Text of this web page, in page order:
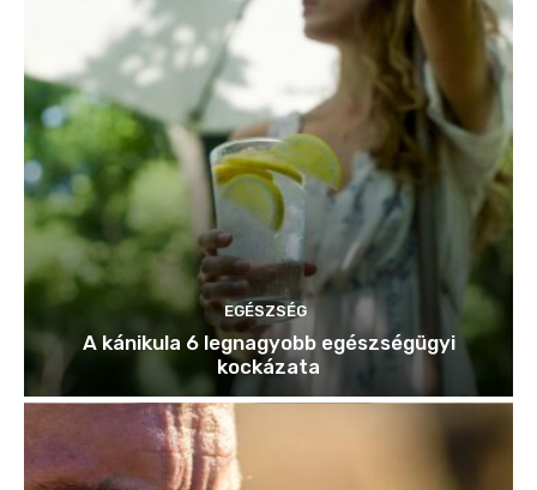
EGÉSZSÉG
A kánikula 6 legnagyobb egészségügyi
kockázata